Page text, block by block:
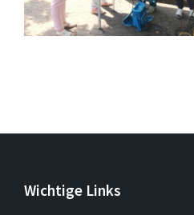
Wichtige Links